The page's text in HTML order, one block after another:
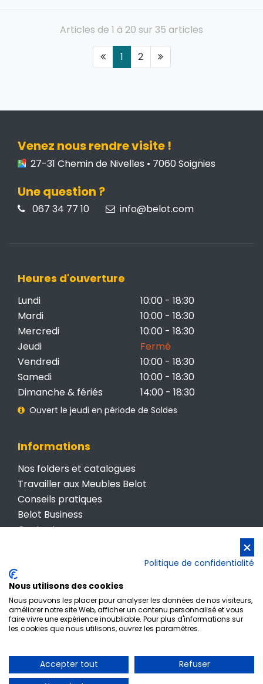
Articles de 1 à 20 sur 35 articles
1
2
Venez nous rendre visite !
27-31 Chemin de Nivelles • 7060 Soignies
Une question ?
067 34 77 10 info@belot.com
Heures d'ouverture
Lundi
10:00 - 18:30
Mardi
10:00 - 18:30
Mercredi
10:00 - 18:30
Jeudi
Fermé
Vendredi
10:00 - 18:30
Samedi
10:00 - 18:30
Dimanche & fériés
14:00 - 18:30
Ouvert le jeudi en période de Soldes
Informations
Nos folders et catalogues
Travailler aux Meubles Belot
Conseils pratiques
Belot Business
Contactez-nous
© Meubles Belot • TVA BE 0412 512 987
Politique de confidentialité
Nous utilisons des cookies
Nous pouvons les placer pour analyser les données de nos visiteurs,
améliorer notre site Web, afficher un contenu personnalisé et vous
faire vivre une expérience inoubliable. Pour plus d'informations sur
les cookies que nous utilisons, ouvrez les paramètres.
Accepter tout
Refuser